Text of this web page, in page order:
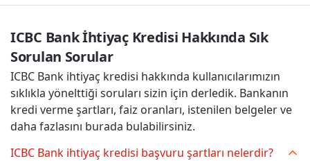
ICBC Bank İhtiyaç Kredisi Hakkında Sık
Sorulan Sorular
ICBC Bank ihtiyaç kredisi hakkında kullanıcılarımızın
sıklıkla yönelttiği soruları sizin için derledik. Bankanın
kredi verme şartları, faiz oranları, istenilen belgeler ve
daha fazlasını burada bulabilirsiniz.
ICBC Bank ihtiyaç kredisi başvuru şartları nelerdir?